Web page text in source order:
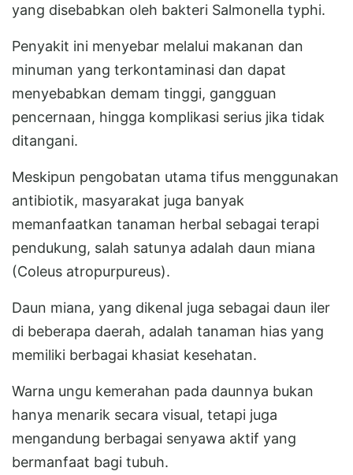
yang disebabkan oleh bakteri Salmonella typhi.
Penyakit ini menyebar melalui makanan dan
minuman yang terkontaminasi dan dapat
menyebabkan demam tinggi, gangguan
pencernaan, hingga komplikasi serius jika tidak
ditangani.
Meskipun pengobatan utama tifus menggunakan
antibiotik, masyarakat juga banyak
memanfaatkan tanaman herbal sebagai terapi
pendukung, salah satunya adalah daun miana
(Coleus atropurpureus).
Daun miana, yang dikenal juga sebagai daun iler
di beberapa daerah, adalah tanaman hias yang
memiliki berbagai khasiat kesehatan.
Warna ungu kemerahan pada daunnya bukan
hanya menarik secara visual, tetapi juga
mengandung berbagai senyawa aktif yang
bermanfaat bagi tubuh.